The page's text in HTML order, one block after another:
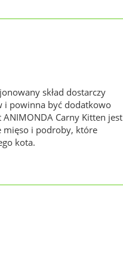
skład dostarczy
i powinna być dodatkowo
Carny Kitten jest
mięso i podroby, które
kota.